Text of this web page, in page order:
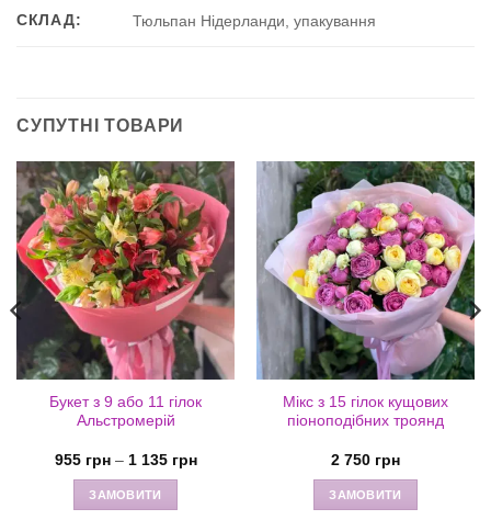
СКЛАД: Тюльпан Нідерланди, упакування
СУПУТНІ ТОВАРИ
Букет з 9 або 11 гілок
Альстромерій
955 грн – 1 135 грнДіапазон
ЗАМОВИТИ
Мікс з 15 гілок кущових
піоноподібних троянд
2 750 грн
ЗАМОВИТИ